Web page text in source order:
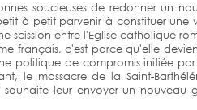
soucieuses de redonner un
à petit parvenir à constituer
scission entre l'Eglise catholique
français, c'est parce qu'elle
politique de compromis initiée
le massacre de la Saint-
leur envoyer un